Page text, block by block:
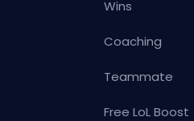
Wins
Coaching
Teammate
Free LoL Boost